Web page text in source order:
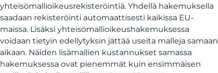
yhteisömallioikeusrekisteröintiä. Yhdellä hakemuksella
saadaan rekisteröinti automaattisesti kaikissa EU-
maissa. Lisäksi yhteisömallioikeushakemuksessa
voidaan tietyin edellytyksin jättää useita malleja samaan
aikaan. Näiden lisämallien kustannukset samassa
hakemuksessa ovat pienemmät kuin ensimmäisen